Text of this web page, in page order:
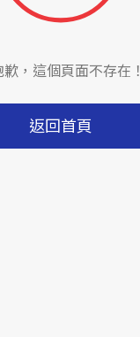
歉，這個頁面不存在！
返回首頁